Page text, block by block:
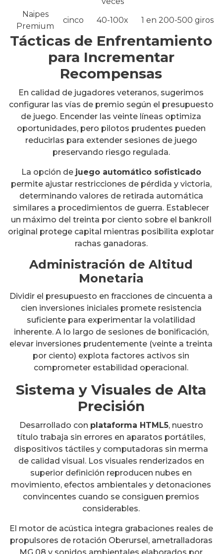
Naipes
Premium
cinco 40-100x 1 en 200-500 giros
Tácticas de Enfrentamiento
para Incrementar
Recompensas
En calidad de jugadores veteranos, sugerimos
configurar las vías de premio según el presupuesto
de juego. Encender las veinte líneas optimiza
oportunidades, pero pilotos prudentes pueden
reducirlas para extender sesiones de juego
preservando riesgo regulada.
La opción de juego automático sofisticado
permite ajustar restricciones de pérdida y victoria,
determinando valores de retirada automática
similares a procedimientos de guerra. Establecer
un máximo del treinta por ciento sobre el bankroll
original protege capital mientras posibilita explotar
rachas ganadoras.
Administración de Altitud
Monetaria
Dividir el presupuesto en fracciones de cincuenta a
cien inversiones iniciales promete resistencia
suficiente para experimentar la volatilidad
inherente. A lo largo de sesiones de bonificación,
elevar inversiones prudentemente (veinte a treinta
por ciento) explota factores activos sin
comprometer estabilidad operacional.
Sistema y Visuales de Alta
Precisión
Desarrollado con plataforma HTML5, nuestro
título trabaja sin errores en aparatos portátiles,
dispositivos táctiles y computadoras sin merma
de calidad visual. Los visuales renderizados en
superior definición reproducen nubes en
movimiento, efectos ambientales y detonaciones
convincentes cuando se consiguen premios
considerables.
El motor de acústica integra grabaciones reales de
propulsores de rotación Oberursel, ametralladoras